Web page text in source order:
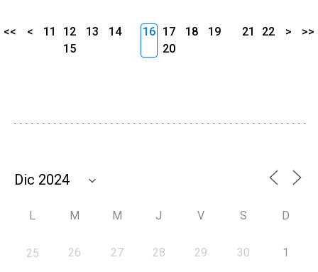
<< < 11 12 13
14
15
16 17 18
19
20
21 22 > >>
L M M J V S D
25 26 27 28 29 30 1